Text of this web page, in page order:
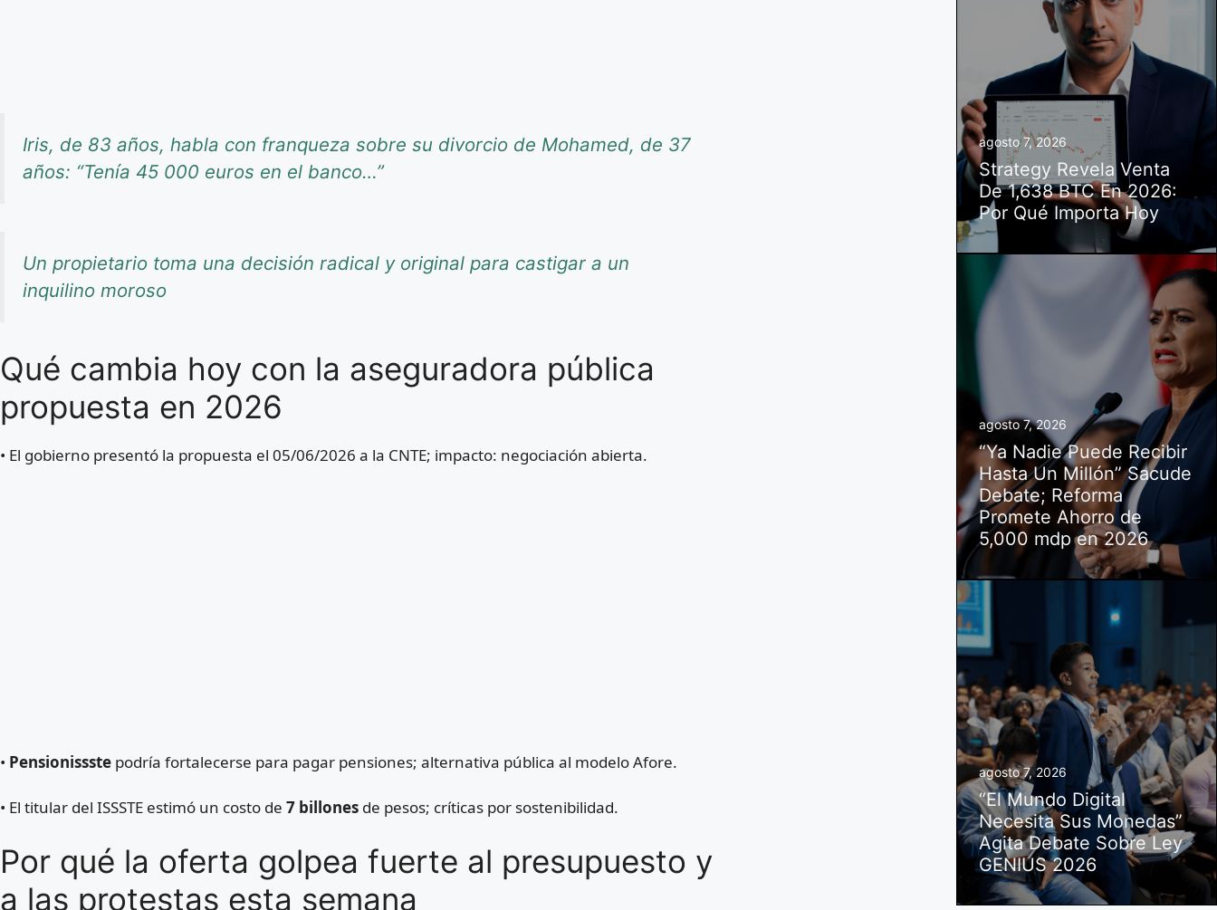
Iris, de 83 años, habla con franqueza sobre su divorcio de Mohamed, de 37
años: “Tenía 45 000 euros en el banco…”
Un propietario toma una decisión radical y original para castigar a un
inquilino moroso
Qué cambia hoy con la aseguradora pública
propuesta en 2026
• El gobierno presentó la propuesta el 05/06/2026 a la CNTE; impacto: negociación abierta.
• Pensionissste podría fortalecerse para pagar pensiones; alternativa pública al modelo Afore.
• El titular del ISSSTE estimó un costo de 7 billones de pesos; críticas por sostenibilidad.
Por qué la oferta golpea fuerte al presupuesto y
a las protestas esta semana
agosto 7, 2026
Strategy Revela Venta
De 1,638 BTC En 2026:
Por Qué Importa Hoy
agosto 7, 2026
“Ya Nadie Puede Recibir
Hasta Un Millón” Sacude
Debate; Reforma
Promete Ahorro de
5,000 mdp en 2026
agosto 7, 2026
“El Mundo Digital
Necesita Sus Monedas”
Agita Debate Sobre Ley
GENIUS 2026